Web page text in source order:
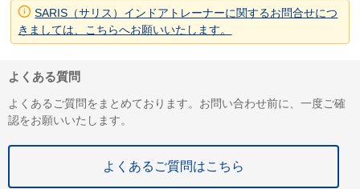
SARIS（サリス）インドアトレーナーに関するお問合せにつ
きましては、こちらへお願いいたします。
よくある質問
よくあるご質問をまとめております。お問い合わせ前に、一度ご確
認をお願いいたします。
よくあるご質問はこちら